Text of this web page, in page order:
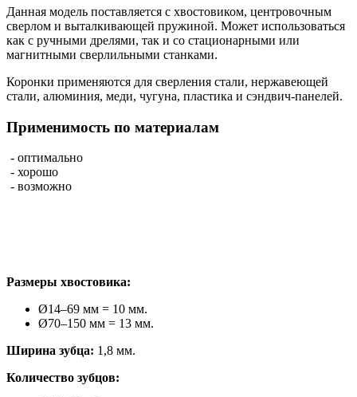
Данная модель поставляется с хвостовиком, центровочным
сверлом и выталкивающей пружиной. Может использоваться
как с ручными дрелями, так и со стационарными или
магнитными сверлильными станками.
Коронки применяются для сверления стали, нержавеющей
стали, алюминия, меди, чугуна, пластика и сэндвич-панелей.
Применимость по материалам
- оптимально
- хорошо
- возможно
Размеры хвостовика:
Ø14–69 мм = 10 мм.
Ø70–150 мм = 13 мм.
Ширина зубца: 1,8 мм.
Количество зубцов: